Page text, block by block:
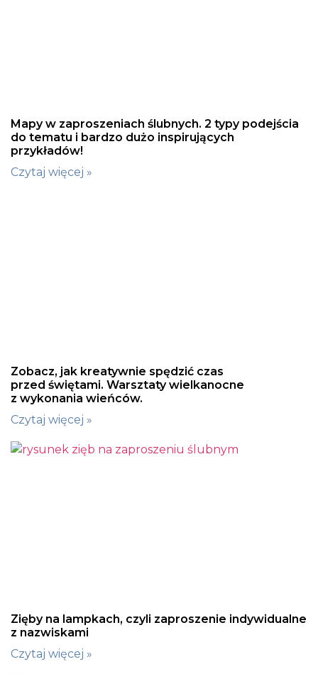
Mapy w zaproszeniach ślubnych. 2 typy podejścia
do tematu i bardzo dużo inspirujących
przykładów!
Czytaj więcej »
Zobacz, jak kreatywnie spędzić czas
przed świętami. Warsztaty wielkanocne
z wykonania wieńców.
Czytaj więcej »
Zięby na lampkach, czyli zaproszenie indywidualne
z nazwiskami
Czytaj więcej »